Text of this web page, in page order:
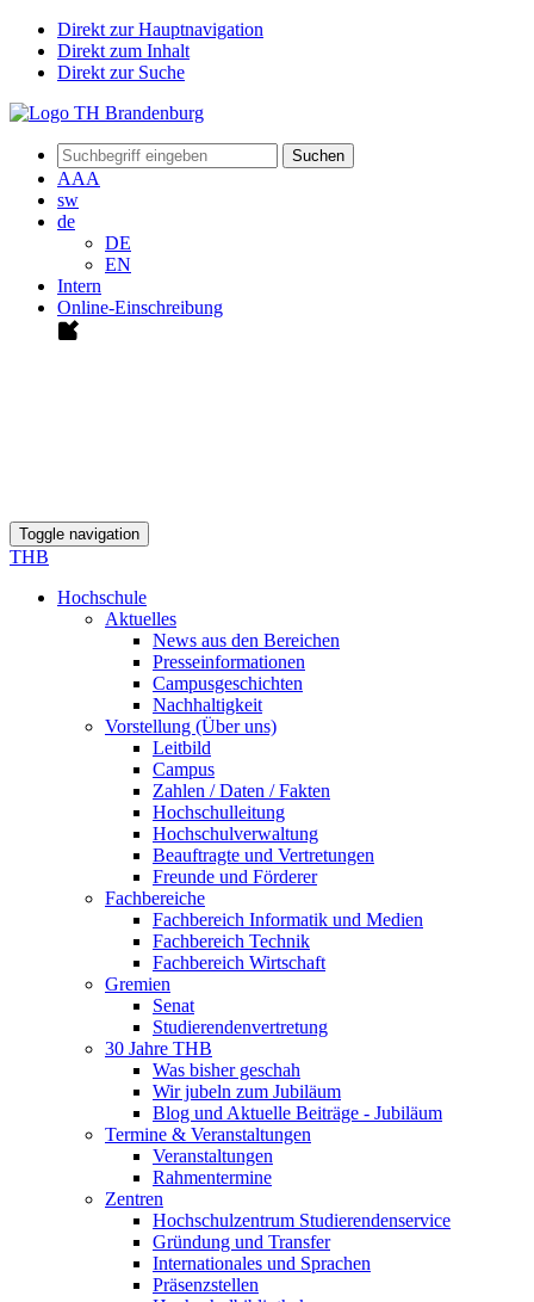
Direkt zur Hauptnavigation
Direkt zum Inhalt
Direkt zur Suche
Suchen
AAA
sw
de
DE
EN
Intern
Online-Einschreibung
Toggle navigation
THB
Hochschule
Aktuelles
News aus den Bereichen
Presseinformationen
Campusgeschichten
Nachhaltigkeit
Vorstellung (Über uns)
Leitbild
Campus
Zahlen / Daten / Fakten
Hochschulleitung
Hochschulverwaltung
Beauftragte und Vertretungen
Freunde und Förderer
Fachbereiche
Fachbereich Informatik und Medien
Fachbereich Technik
Fachbereich Wirtschaft
Gremien
Senat
Studierendenvertretung
30 Jahre THB
Was bisher geschah
Wir jubeln zum Jubiläum
Blog und Aktuelle Beiträge - Jubiläum
Termine & Veranstaltungen
Veranstaltungen
Rahmentermine
Zentren
Hochschulzentrum Studierendenservice
Gründung und Transfer
Internationales und Sprachen
Präsenzstellen